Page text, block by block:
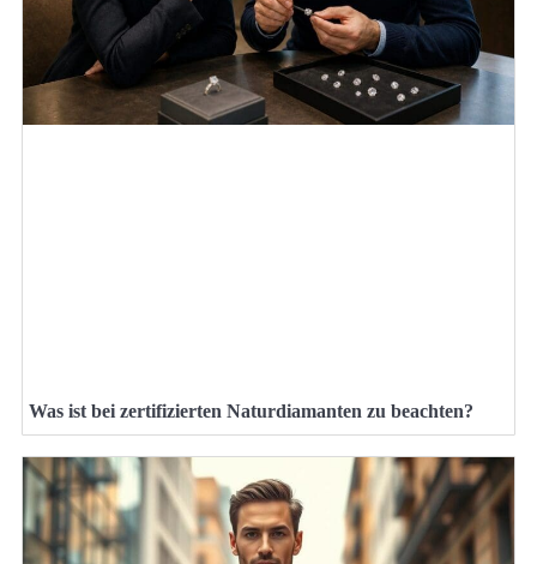
Was ist bei zertifizierten Naturdiamanten zu beachten?